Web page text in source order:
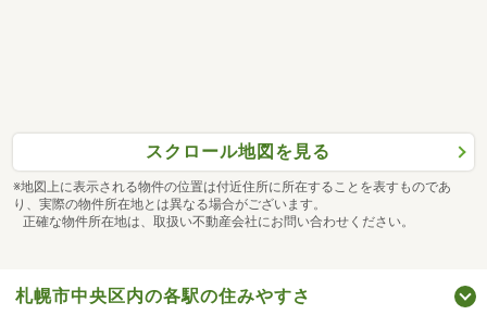
スクロール地図を見る
※地図上に表示される物件の位置は付近住所に所在することを表すものであ
り、実際の物件所在地とは異なる場合がございます。
正確な物件所在地は、取扱い不動産会社にお問い合わせください。
札幌市中央区内の各駅の住みやすさ